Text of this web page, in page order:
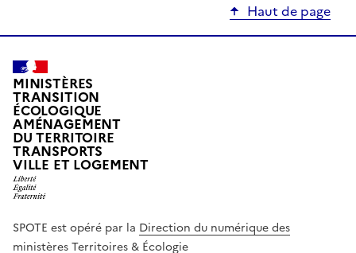
Haut de page
MINISTÈRES
TRANSITION
ÉCOLOGIQUE
AMÉNAGEMENT
DU TERRITOIRE
TRANSPORTS
VILLE ET LOGEMENT
SPOTE est opéré par la Direction du numérique des
ministères Territoires & Écologie